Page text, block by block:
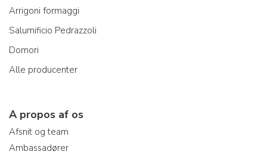
Arrigoni formaggi
Salumificio Pedrazzoli
Domori
Alle producenter
A propos af os
Afsnit og team
Ambassadører